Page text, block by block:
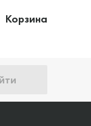
Корзина